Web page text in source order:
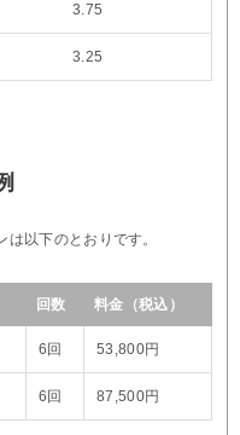
3.75
3.25
以下のとおりです。
回数 料金（税込）
6回 53,800円
6回 87,500円